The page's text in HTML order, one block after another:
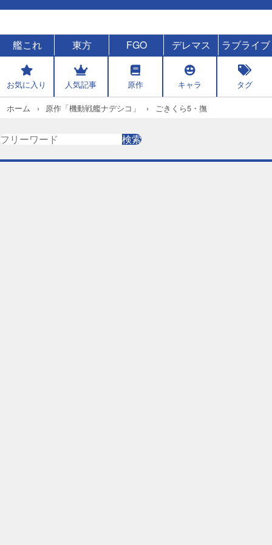
艦これ 東方 FGO デレマス ラブライブ
お気に入り 人気記事 原作 キャラ タグ
ホーム 原作「機動戦艦ナデシコ」 ごきくら5・撫
検
索
検索